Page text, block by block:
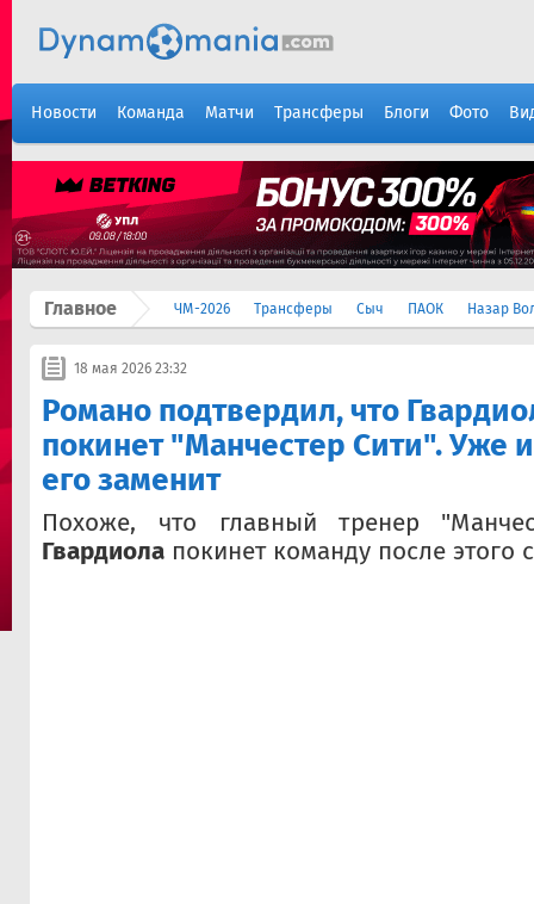
Новости Команда Матчи Трансферы Блоги Фото
Главное ЧМ-2026 Трансферы Сыч ПАОК Назар
18 мая 2026 23:32
Романо подтвердил, что
покинет "Манчестер Сити". Уже
его заменит
Похоже, что главный тренер
Гвардиола покинет команду после этого